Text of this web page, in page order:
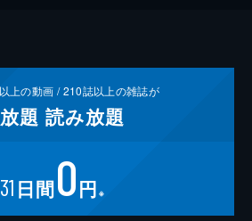
上の動画 /210誌以上の雑誌が
題 読み放題
31 日間0円 ※